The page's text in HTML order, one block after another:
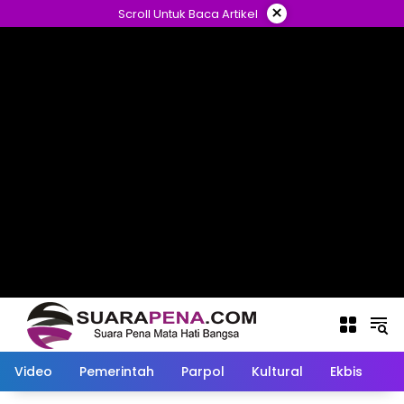
ke
Scroll Untuk Baca Artikel ×
Video Pemerintah Parpol Kultural Ekbis